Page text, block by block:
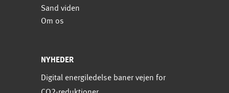
Sand viden
Om os
NYHEDER
Digital energiledelse baner vejen for